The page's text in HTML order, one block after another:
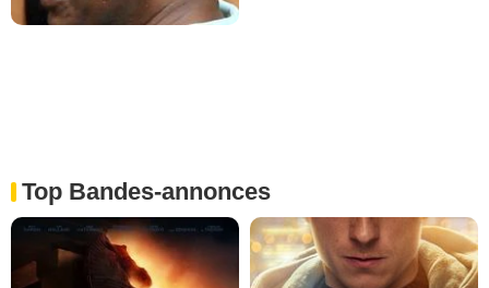
Top Bandes-annonces